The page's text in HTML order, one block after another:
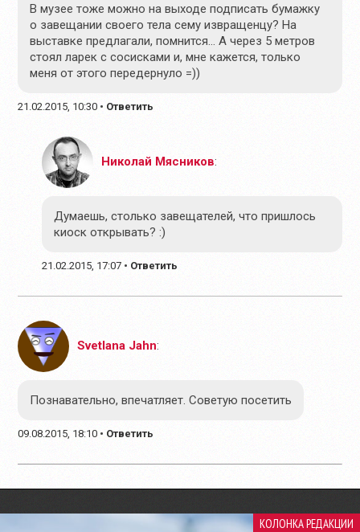
В музее тоже можно на выходе подписать бумажку
о завещании своего тела сему извращенцу? На
выставке предлагали, помнится… А через 5 метров
стоял ларек с сосисками и, мне кажется, только
меня от этого передернуло =))
21.02.2015, 10:30 • Ответить
Николай Мясников:
Думаешь, столько завещателей, что пришлось
киоск открывать? :)
21.02.2015, 17:07 • Ответить
Svetlana Jahn:
Познавательно, впечатляет. Советую посетить
09.08.2015, 18:10 • Ответить
КОЛОНКА РЕДАКЦИИ